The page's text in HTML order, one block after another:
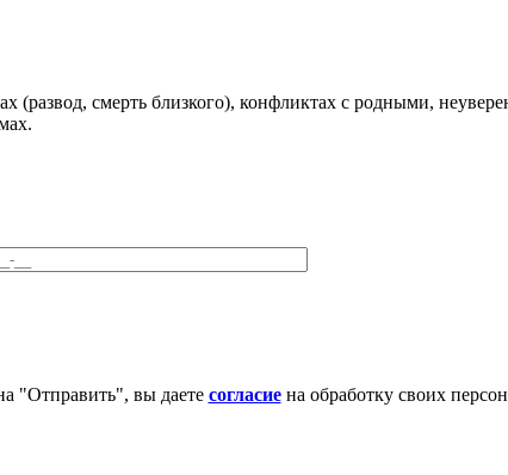
смерть близкого), конфликтах с родными,
"Отправить", вы даете согласиена обработку своих